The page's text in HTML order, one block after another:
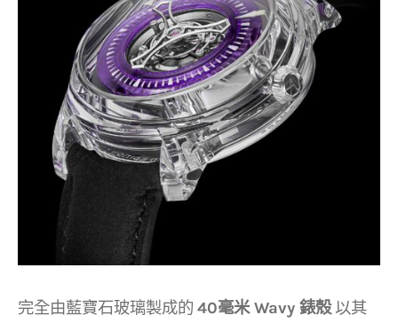
完全由藍寶石玻璃製成的 40毫米 Wavy 錶殼以其